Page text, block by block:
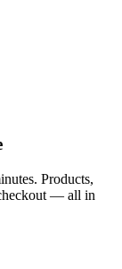
Products,
— all in